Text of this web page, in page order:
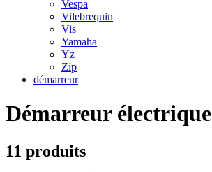
Vespa
Vilebrequin
Vis
Yamaha
Yz
Zip
démarreur
Démarreur électrique
11 produits